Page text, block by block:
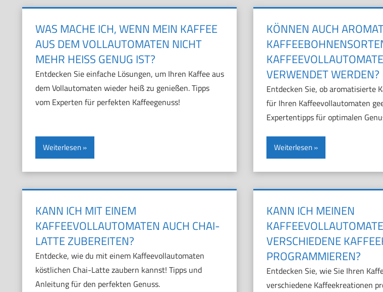
WAS MACHE ICH, WENN MEIN KAFFEE
AUS DEM VOLLAUTOMATEN NICHT
MEHR HEISS GENUG IST?
Entdecken Sie einfache Lösungen, um Ihren Kaffee aus
dem Vollautomaten wieder heiß zu genießen. Tipps
vom Experten für perfekten Kaffeegenuss!
Weiterlesen
KÖNNEN AUCH
VERWENDET WERDEN?
Entdecken Sie, ob aromatisierte
für Ihren Kaffeevollautomaten
Expertentipps für optimalen
Weiterlesen
KANN ICH MIT EINEM
KAFFEEVOLLAUTOMATEN AUCH CHAI-
LATTE ZUBEREITEN?
Entdecke, wie du mit einem Kaffeevollautomaten
köstlichen Chai-Latte zaubern kannst! Tipps und
Anleitung für den perfekten Genuss.
KANN ICH MEINEN
VERSCHIEDENE
PROGRAMMIEREN?
Entdecken Sie, wie Sie Ihren
verschiedene Kaffeekreationen